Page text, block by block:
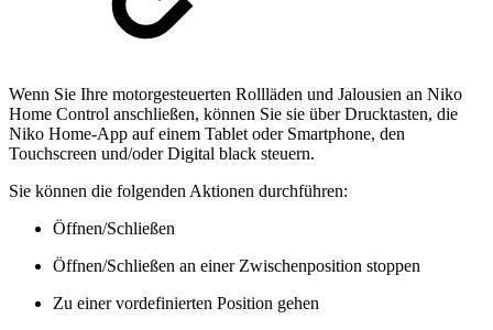
Wenn Sie Ihre motorgesteuerten Rollläden und Jalousien an Niko
Home Control anschließen, können Sie sie über Drucktasten, die
Niko Home-App auf einem Tablet oder Smartphone, den
Touchscreen und/oder Digital black steuern.
Sie können die folgenden Aktionen durchführen:
Öffnen/Schließen
Öffnen/Schließen an einer Zwischenposition stoppen
Zu einer vordefinierten Position gehen